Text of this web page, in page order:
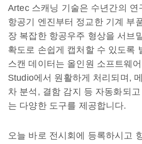
Artec 스캐닝 기술은 수년간의 연
항공기 엔진부터 정교한 기계 부
장 복잡한 항공우주 형상을 서브
확도로 손쉽게 캡처할 수 있도록
스캔 데이터는 올인원 소프트웨
Studio에서 원활하게 처리되며,
차 분석, 결함 감지 등 자동화되
는 다양한 도구를 제공합니다.
오늘 바로 전시회에 등록하시고